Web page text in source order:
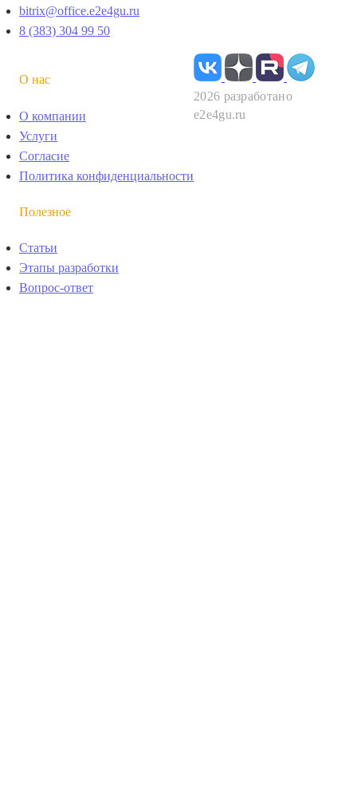
bitrix@office.e2e4gu.ru
8 (383) 304 99 50
О нас
О компании
Услуги
Согласие
Политика конфиденциальности
Полезное
Статьи
Этапы разработки
Вопрос-ответ
2026 разработано
e2e4gu.ru